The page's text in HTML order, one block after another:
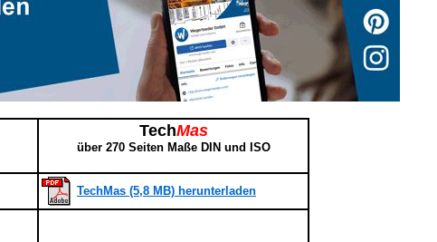
TechMas
über 270 Seiten Maße DIN und ISO
TechMas (5,8 MB) herunterladen